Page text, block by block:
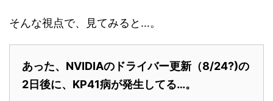
そんな視点で、見てみると…。
あった、NVIDIAのドライバー更新（8/24?)の
2日後に、KP41病が発生してる…。